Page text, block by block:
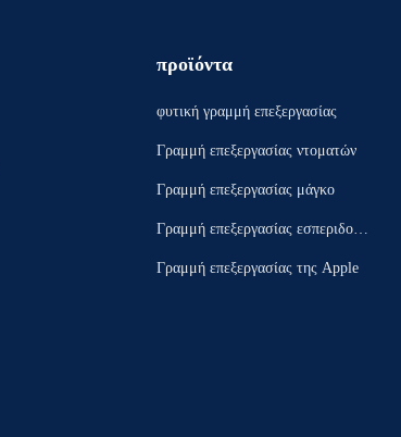
προϊόντα
φυτική γραμμή επεξεργασίας
Γραμμή επεξεργασίας ντοματών
Γραμμή επεξεργασίας μάγκο
Γραμμή επεξεργασίας εσπεριδοει
Γραμμή επεξεργασίας της Apple